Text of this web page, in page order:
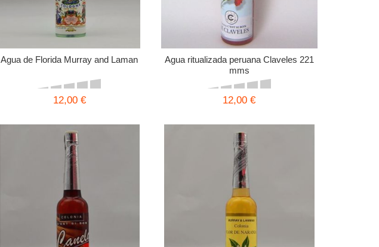
Agua de Florida Murray and Laman
12,00 €
Agua ritualizada peruana Claveles 221
mms
12,00 €